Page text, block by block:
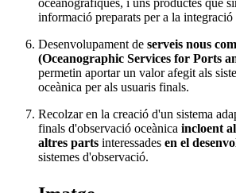
oceanogràfiques, i uns productes que
informació preparats per a la
Desenvolupament de serveis nous
(Oceanographic Services for Ports
permetin aportar un valor afegit als
oceànica per als usuaris finals.
Recolzar en la creació d'un sistema
finals d'observació oceànica incloent
altres parts interessades en el
sistemes d'observació.